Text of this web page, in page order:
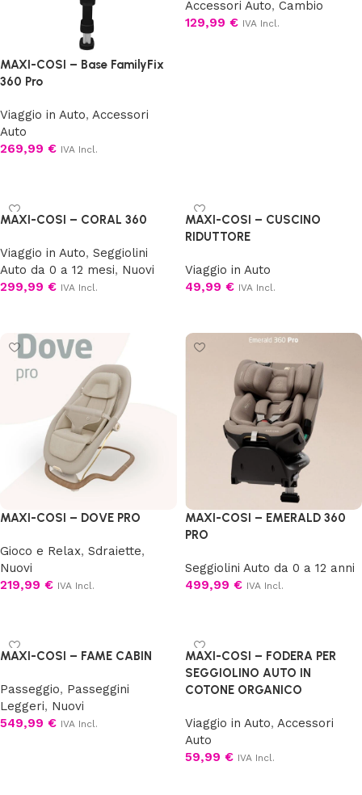
MAXI-COSI – Base FamilyFix
360 Pro
Viaggio in Auto, Accessori
Auto
269,99 € IVA Incl.
Accessori Auto, Cambio
129,99 € IVA Incl.
MAXI-COSI – CORAL 360
Viaggio in Auto, Seggiolini
Auto da 0 a 12 mesi, Nuovi
299,99 € IVA Incl.
MAXI-COSI – CUSCINO
RIDUTTORE
Viaggio in Auto
49,99 € IVA Incl.
MAXI-COSI – DOVE PRO
Gioco e Relax, Sdraiette,
Nuovi
219,99 € IVA Incl.
MAXI-COSI – EMERALD 360
PRO
Seggiolini Auto da 0 a 12 anni
499,99 € IVA Incl.
MAXI-COSI – FAME CABIN
Passeggio, Passeggini
Leggeri, Nuovi
549,99 € IVA Incl.
MAXI-COSI – FODERA PER
SEGGIOLINO AUTO IN
COTONE ORGANICO
Viaggio in Auto, Accessori
Auto
59,99 € IVA Incl.